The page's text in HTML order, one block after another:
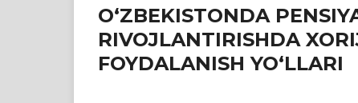
O‘ZBEKISTONDA
RIVOJLANTIRISHDA
FOYDALANISH YO‘LLARI